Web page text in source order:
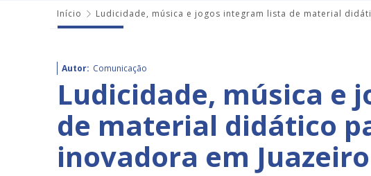
Início Ludicidade, música e jogos integram lista de material
Autor: Comunicação
Ludicidade, música e
de material didático
inovadora em Juazeiro